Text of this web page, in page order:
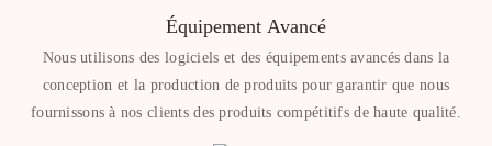
Équipement Avancé
Nous utilisons des logiciels et des équipements avancés dans la
conception et la production de produits pour garantir que nous
fournissons à nos clients des produits compétitifs de haute qualité.